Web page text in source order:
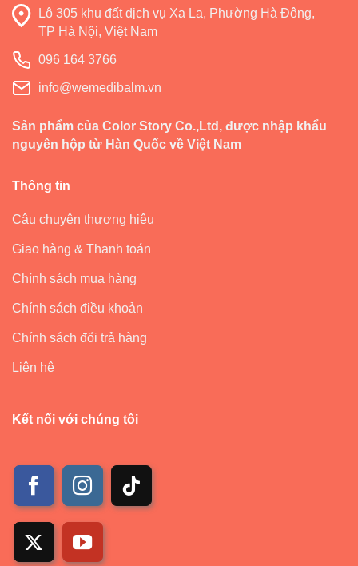
Lô 305 khu đất dịch vụ Xa La, Phường Hà Đông,
TP Hà Nội, Việt Nam
096 164 3766
info@wemedibalm.vn
Sản phẩm của Color Story Co.,Ltd, được nhập khẩu
nguyên hộp từ Hàn Quốc về Việt Nam
Thông tin
Câu chuyện thương hiệu
Giao hàng & Thanh toán
Chính sách mua hàng
Chính sách điều khoản
Chính sách đổi trả hàng
Liên hệ
Kết nối với chúng tôi